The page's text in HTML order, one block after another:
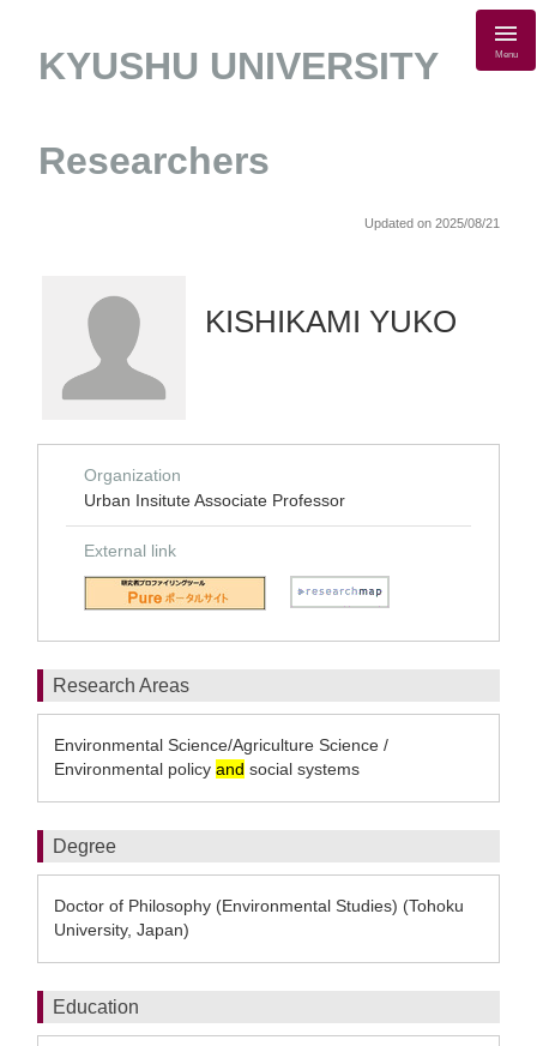
KYUSHU UNIVERSITY
Researchers
Menu
Updated on 2025/08/21
KISHIKAMI YUKO
Organization
Urban Insitute Associate Professor
External link
Research Areas
Environmental Science/Agriculture Science /
Environmental policy and social systems
Degree
Doctor of Philosophy (Environmental Studies) (Tohoku
University, Japan)
Education